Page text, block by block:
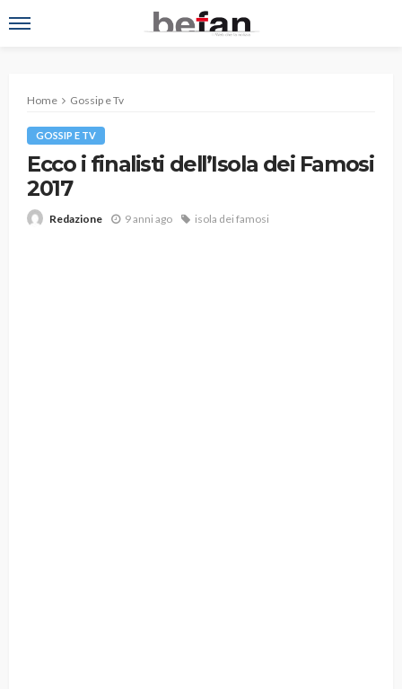
Home Gossip e Tv
GOSSIP E TV
Ecco i finalisti dell’Isola dei Famosi
2017
Redazione 9 anni ago isola dei famosi